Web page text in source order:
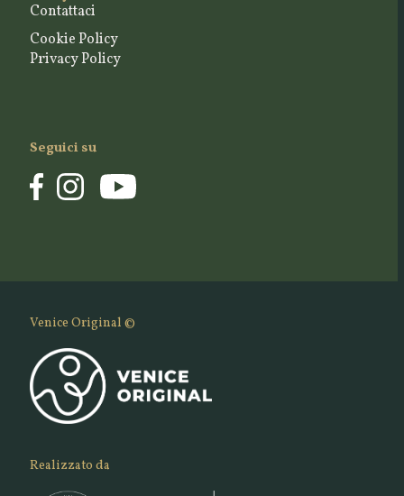
Contattaci
Cookie Policy
Privacy Policy
Seguici su
Venice Original ©
Realizzato da